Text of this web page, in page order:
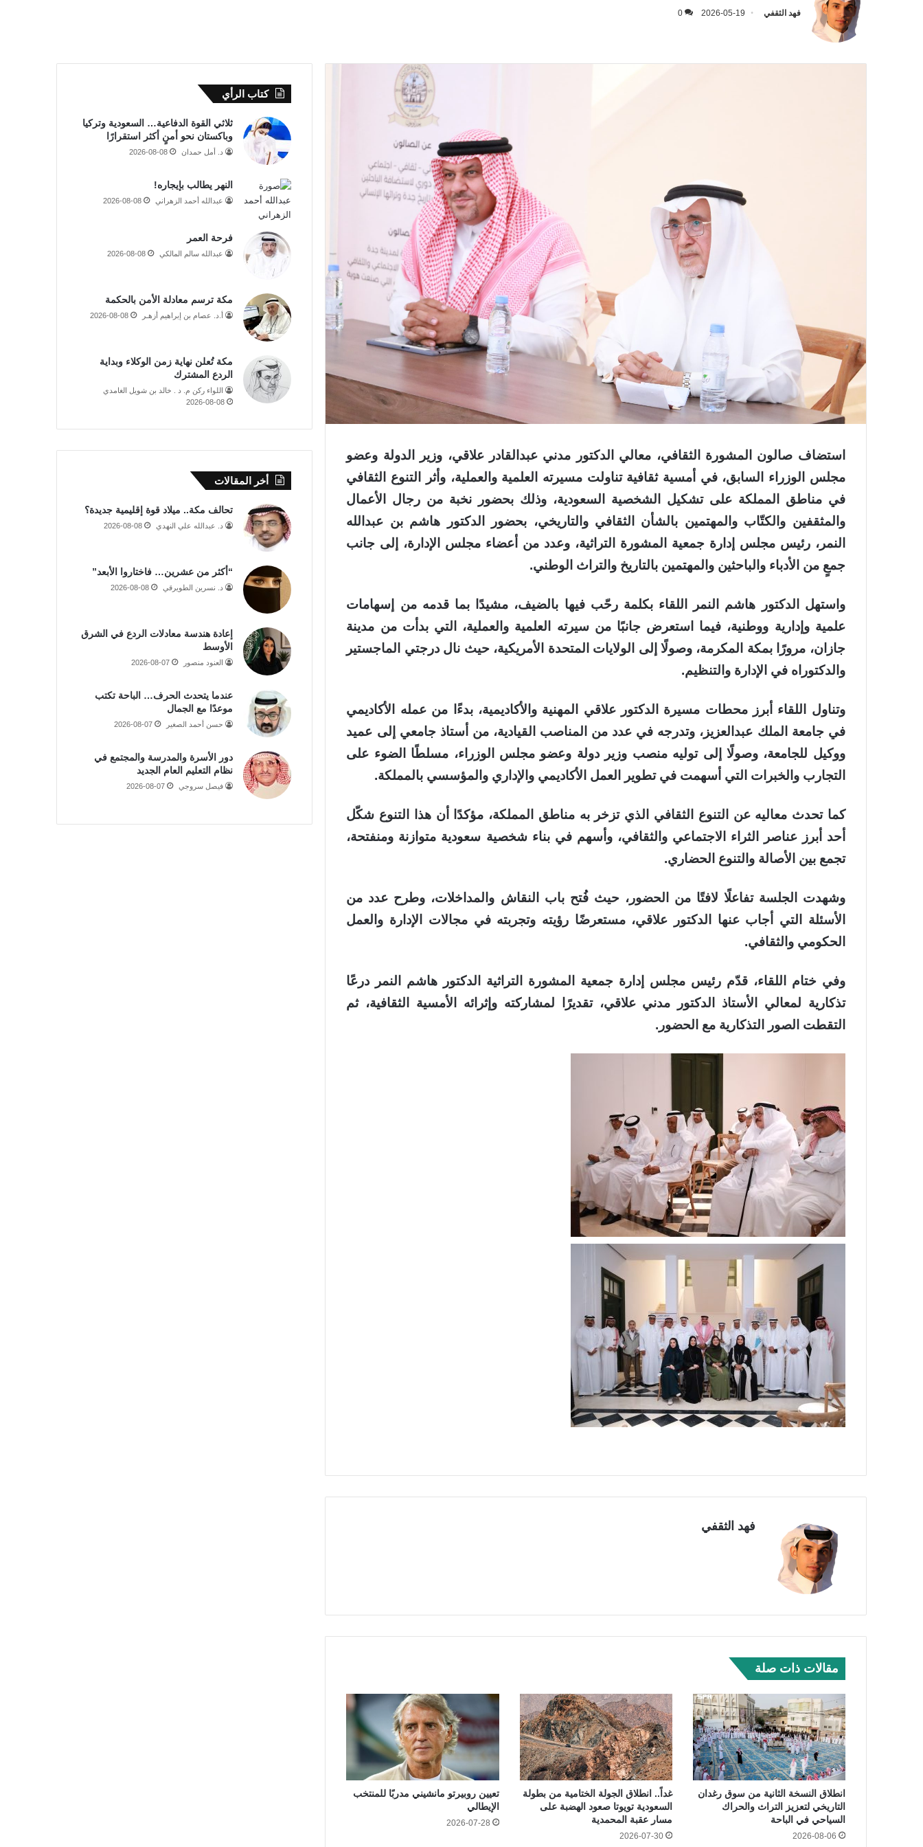
فهد الثقفي 2026-05-19
0
استضاف صالون المشورة الثقافي، معالي الدكتور مدني عبدالقادر علاقي، وزير الدولة وعضو
مجلس الوزراء السابق، في أمسية ثقافية تناولت مسيرته العلمية والعملية، وأثر التنوع الثقافي
في مناطق المملكة على تشكيل الشخصية السعودية، وذلك بحضور نخبة من رجال الأعمال
والمثقفين والكتّاب والمهتمين بالشأن الثقافي والتاريخي، بحضور الدكتور هاشم بن عبدالله
النمر، رئيس مجلس إدارة جمعية المشورة التراثية، وعدد من أعضاء مجلس الإدارة، إلى جانب
جمعٍ من الأدباء والباحثين والمهتمين بالتاريخ والتراث الوطني.
واستهل الدكتور هاشم النمر اللقاء بكلمة رحّب فيها بالضيف، مشيدًا بما قدمه من إسهامات
علمية وإدارية ووطنية، فيما استعرض جانبًا من سيرته العلمية والعملية، التي بدأت من مدينة
جازان، مرورًا بمكة المكرمة، وصولًا إلى الولايات المتحدة الأمريكية، حيث نال درجتي الماجستير
والدكتوراه في الإدارة والتنظيم.
وتناول اللقاء أبرز محطات مسيرة الدكتور علاقي المهنية والأكاديمية، بدءًا من عمله الأكاديمي
في جامعة الملك عبدالعزيز، وتدرجه في عدد من المناصب القيادية، من أستاذ جامعي إلى عميد
ووكيل للجامعة، وصولًا إلى توليه منصب وزير دولة وعضو مجلس الوزراء، مسلطًا الضوء على
التجارب والخبرات التي أسهمت في تطوير العمل الأكاديمي والإداري والمؤسسي بالمملكة.
كما تحدث معاليه عن التنوع الثقافي الذي تزخر به مناطق المملكة، مؤكدًا أن هذا التنوع شكّل
أحد أبرز عناصر الثراء الاجتماعي والثقافي، وأسهم في بناء شخصية سعودية متوازنة ومنفتحة،
تجمع بين الأصالة والتنوع الحضاري.
وشهدت الجلسة تفاعلًا لافتًا من الحضور، حيث فُتح باب النقاش والمداخلات، وطرح عدد من
الأسئلة التي أجاب عنها الدكتور علاقي، مستعرضًا رؤيته وتجربته في مجالات الإدارة والعمل
الحكومي والثقافي.
وفي ختام اللقاء، قدّم رئيس مجلس إدارة جمعية المشورة التراثية الدكتور هاشم النمر درعًا
تذكارية لمعالي الأستاذ الدكتور مدني علاقي، تقديرًا لمشاركته وإثرائه الأمسية الثقافية، ثم
التقطت الصور التذكارية مع الحضور.
فهد الثقفي
مقالات ذات صلة
انطلاق النسخة الثانية من سوق رغدان
التاريخي لتعزيز التراث والحراك
السياحي في الباحة
2026-08-06
غداً.. انطلاق الجولة الختامية من بطولة
السعودية تويوتا صعود الهضبة على
مسار عقبة المحمدية
2026-07-30
تعيين روبيرتو مانشيني مدربًا للمنتخب
الإيطالي
2026-07-28
كتاب الرأي
ثلاثي القوة الدفاعية… السعودية وتركيا
وباكستان نحو أمنٍ أكثر استقرارًا
د. أمل حمدان 2026-08-08
النهر يطالب بإيجاره!
عبدالله أحمد الزهراني 2026-08-08
فرحة العمر
عبدالله سالم المالكي 2026-08-08
مكة ترسم معادلة الأمن بالحكمة
أ.د. عصام بن إبراهيم أزهـر 2026-08-08
مكة تُعلن نهاية زمن الوكلاء وبداية
الردع المشترك
اللواء ركن م. د . خالد بن شويل الغامدي
2026-08-08
أخر المقالات
تحالف مكة.. ميلاد قوة إقليمية جديدة؟
د. عبدالله علي النهدي 2026-08-08
“أكثر من عشرين… فاختاروا الأبعد”
د. نسرين الطويرقي 2026-08-08
إعادة هندسة معادلات الردع في الشرق
الأوسط
العنود منصور 2026-08-07
عندما يتحدث الحرف… الباحة تكتب
موعدًا مع الجمال
حسن أحمد الصغير 2026-08-07
دور الأسرة والمدرسة والمجتمع في
نظام التعليم العام الجديد
فيصل سروجي 2026-08-07